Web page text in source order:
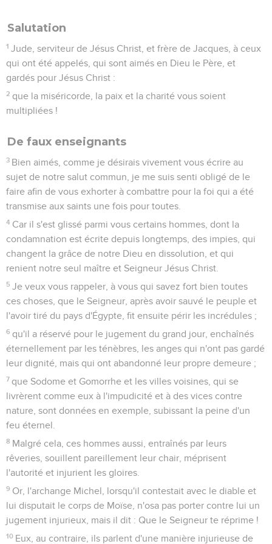
Salutation
1 Jude, serviteur de Jésus Christ, et frère de Jacques, à ceux
qui ont été appelés, qui sont aimés en Dieu le Père, et
gardés pour Jésus Christ :
2 que la miséricorde, la paix et la charité vous soient
multipliées !
De faux enseignants
3 Bien aimés, comme je désirais vivement vous écrire au
sujet de notre salut commun, je me suis senti obligé de le
faire afin de vous exhorter à combattre pour la foi qui a été
transmise aux saints une fois pour toutes.
4 Car il s'est glissé parmi vous certains hommes, dont la
condamnation est écrite depuis longtemps, des impies, qui
changent la grâce de notre Dieu en dissolution, et qui
renient notre seul maître et Seigneur Jésus Christ.
5 Je veux vous rappeler, à vous qui savez fort bien toutes
ces choses, que le Seigneur, après avoir sauvé le peuple et
l'avoir tiré du pays d'Égypte, fit ensuite périr les incrédules ;
6 qu'il a réservé pour le jugement du grand jour, enchaînés
éternellement par les ténèbres, les anges qui n'ont pas gardé
leur dignité, mais qui ont abandonné leur propre demeure ;
7 que Sodome et Gomorrhe et les villes voisines, qui se
livrèrent comme eux à l'impudicité et à des vices contre
nature, sont données en exemple, subissant la peine d'un
feu éternel.
8 Malgré cela, ces hommes aussi, entraînés par leurs
rêveries, souillent pareillement leur chair, méprisent
l'autorité et injurient les gloires.
9 Or, l'archange Michel, lorsqu'il contestait avec le diable et
lui disputait le corps de Moïse, n'osa pas porter contre lui un
jugement injurieux, mais il dit : Que le Seigneur te réprime !
10 Eux, au contraire, ils parlent d'une manière injurieuse de